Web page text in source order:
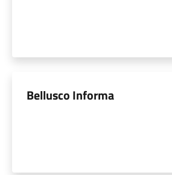
Bellusco Informa